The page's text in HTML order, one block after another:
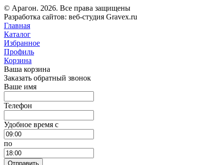
© Арагон. 2026. Все права защищены
Разработка сайтов: веб-студия Gravex.ru
Главная
Каталог
Избранное
Профиль
Корзина
Ваша корзина
Заказать обратный звонок
Ваше имя
Телефон
Удобное время c
по
Отправить